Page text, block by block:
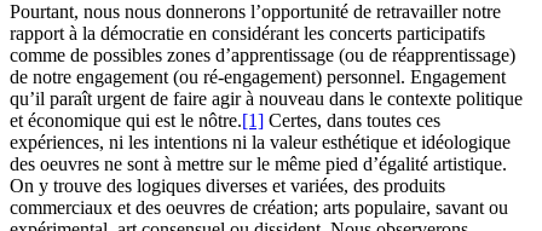
Pourtant, nous nous donnerons l’opportunité de retravailler notre
rapport à la démocratie en considérant les concerts participatifs
comme de possibles zones d’apprentissage (ou de réapprentissage)
de notre engagement (ou ré-engagement) personnel. Engagement
qu’il paraît urgent de faire agir à nouveau dans le contexte politique
et économique qui est le nôtre.[1] Certes, dans toutes ces
expériences, ni les intentions ni la valeur esthétique et idéologique
des oeuvres ne sont à mettre sur le même pied d’égalité artistique.
On y trouve des logiques diverses et variées, des produits
commerciaux et des oeuvres de création; arts populaire, savant ou